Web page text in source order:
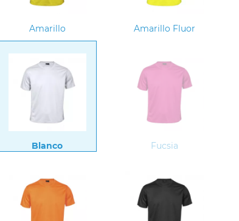
Amarillo Amarillo Fluor
Blanco Fucsia